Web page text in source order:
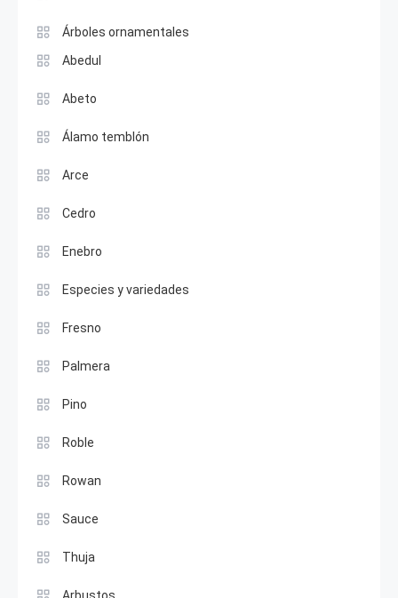
Árboles ornamentales
Abedul
Abeto
Álamo temblón
Arce
Cedro
Enebro
Especies y variedades
Fresno
Palmera
Pino
Roble
Rowan
Sauce
Thuja